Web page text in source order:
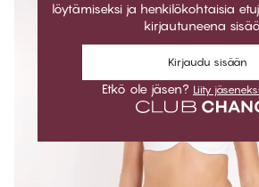
löytämiseksi ja henkilökohtaisia
kirjautuneena
Kirjaudu sisään
Etkö ole jäsen? Liity